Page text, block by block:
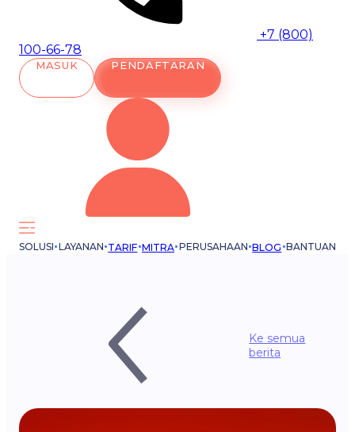
+7 (800)
100-66-78
MASUK PENDAFTARAN
SOLUSI LAYANAN TARIF MITRA PERUSAHAAN BLOG BANTUAN
Ke semua
berita